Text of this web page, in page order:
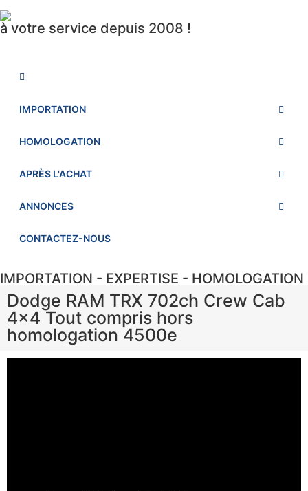
à votre service depuis 2008 !
IMPORTATION
HOMOLOGATION
APRÈS L'ACHAT
ANNONCES
CONTACTEZ-NOUS
IMPORTATION - EXPERTISE - HOMOLOGATION
Dodge RAM TRX 702ch Crew Cab
4×4 Tout compris hors
homologation 4500e